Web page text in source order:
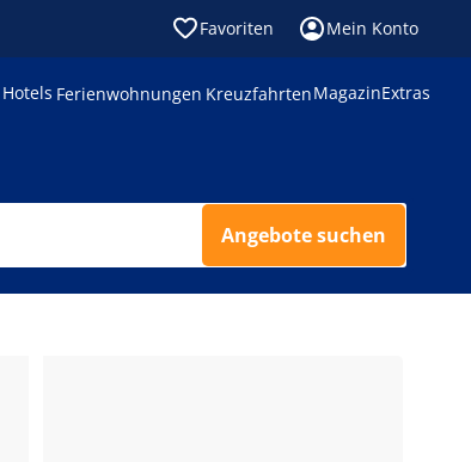
Favoriten Mein Konto
Hotels Ferienwohnungen KreuzfahrtenMagazinExtras
Angebote suchen